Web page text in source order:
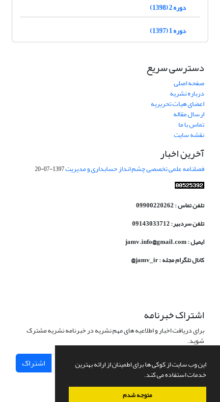
این وب سایت از کوکی ها برای اطمینان از ارائه بهترین
خدمات استفاده می کند.
متوجه شدم
دوره 2 (1398)
دوره 1 (1397)
دسترسی سریع
صفحه اصلی
درباره نشریه
اعضای هیات تحریریه
ارسال مقاله
تماس با ما
نقشه سایت
آخرین اخبار
فصلنامه علمی تخصصی چشم انداز حسابداری و مدیریت1397-07-20
تلفن تماس : 09900220262
تلفن سردبیر: 09143033712
ایمیل : jamv.info@gmail.com
کانال تلگرام مجله : jamv_ir@
اشتراک خبرنامه
برای دریافت اخبار و اطلاعیه های مهم نشریه در خبرنامه نشریه مشترک
شوید.
اشتراک